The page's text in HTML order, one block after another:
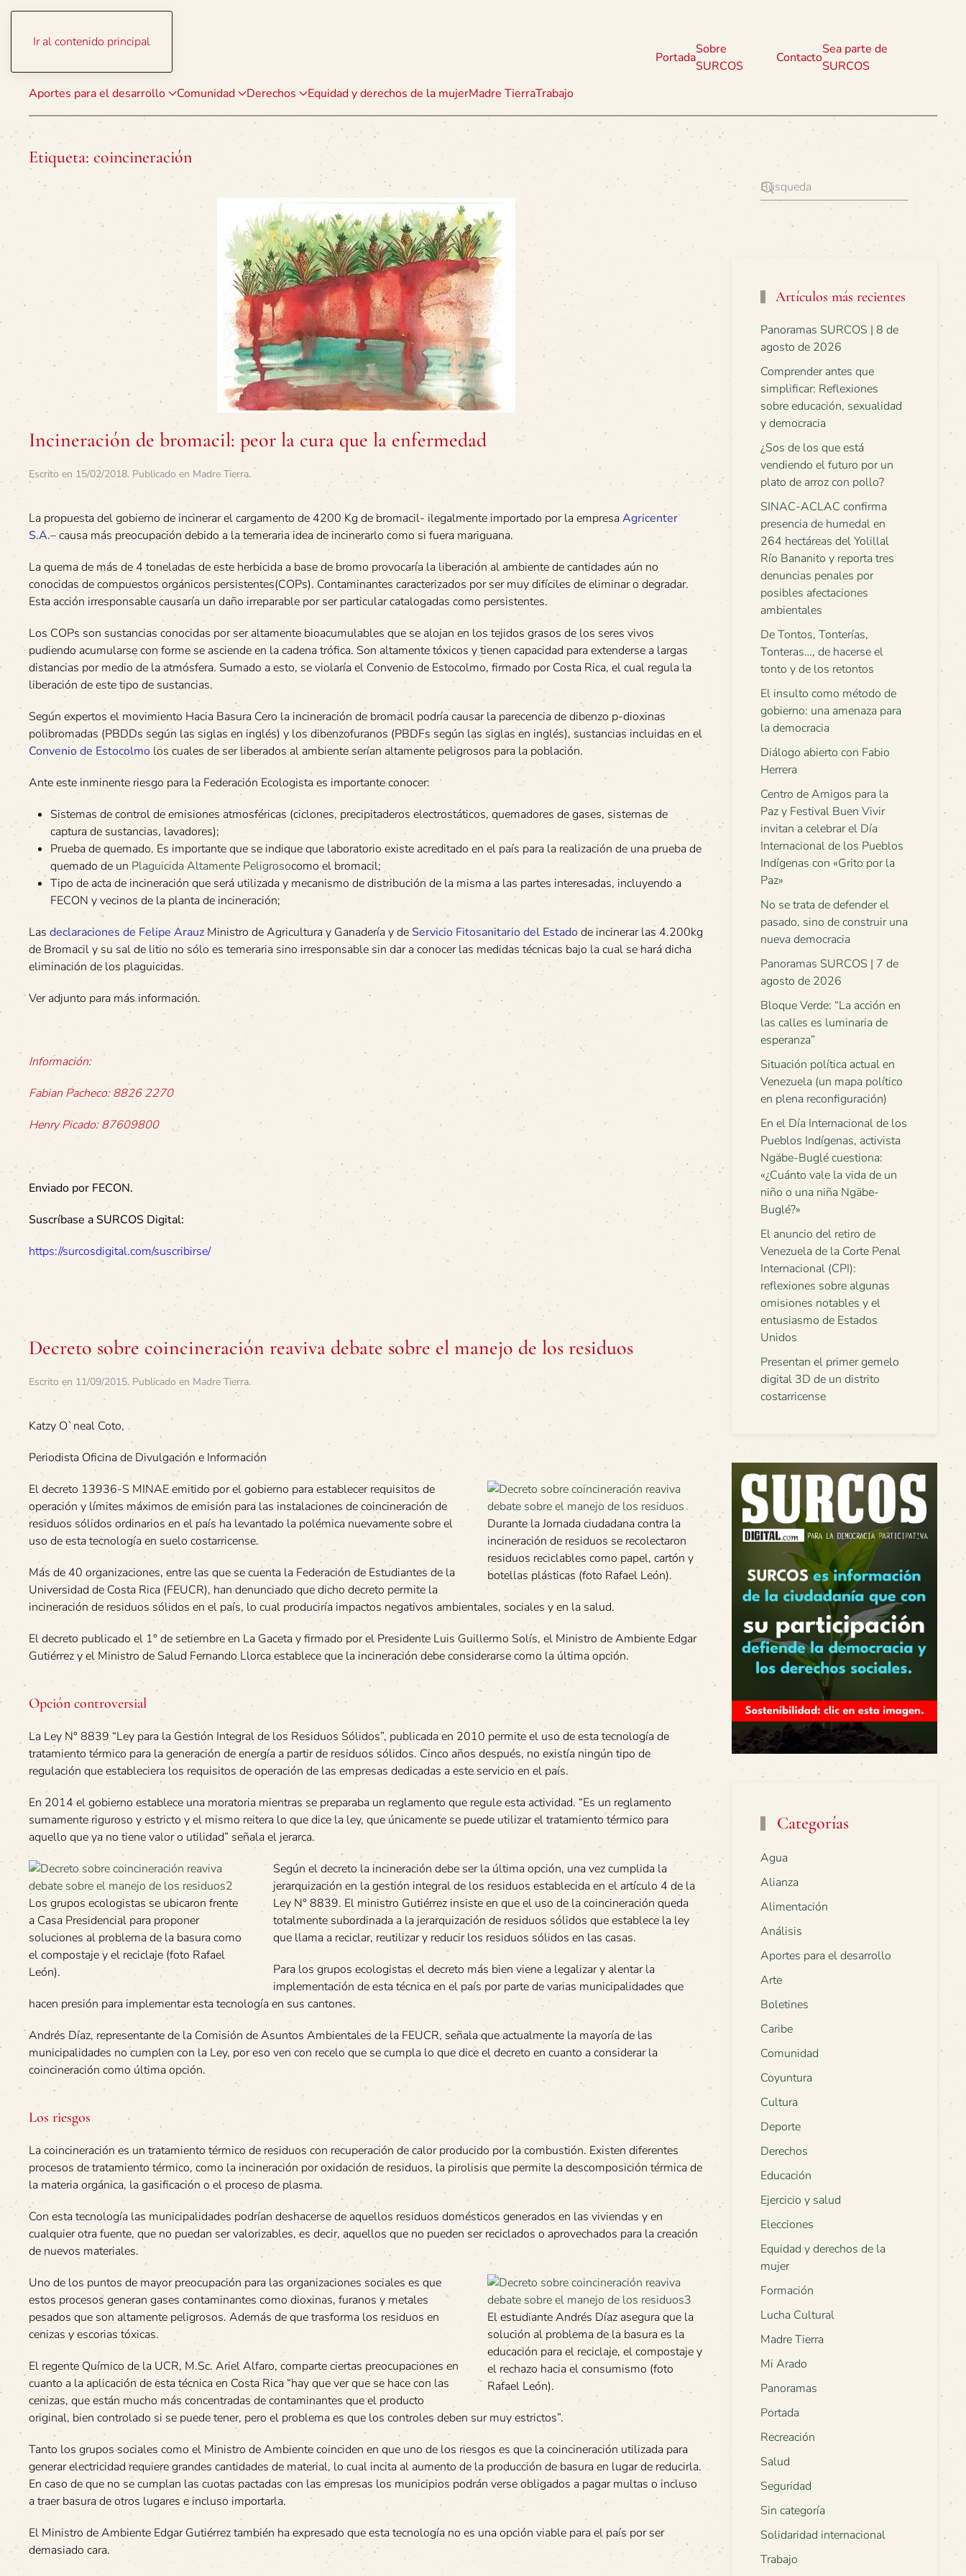
Ir al contenido principal
Aportes para el desarrollo Comunidad Derechos Equidad y derechos de la mujerMadre TierraTrabajo
Portada
Sobre
SURCOS
Contacto
Sea parte de
SURCOS
Etiqueta: coincineración
Incineración de bromacil: peor la cura que la enfermedad
Escrito en 15/02/2018. Publicado en Madre Tierra.
La propuesta del gobierno de incinerar el cargamento de 4200 Kg de bromacil- ilegalmente importado por la empresaAgricenter
S.A.– causa más preocupación debido a la temeraria idea de incinerarlo como si fuera mariguana.
La quema de más de 4 toneladas de este herbicida a base de bromo provocaría la liberación al ambiente de cantidades aún no
conocidas de compuestos orgánicos persistentes(COPs). Contaminantes caracterizados por ser muy difíciles de eliminar o degradar.
Esta acción irresponsable causaría un daño irreparable por ser particular catalogadas como persistentes.
Los COPs son sustancias conocidas por ser altamente bioacumulables que se alojan en los tejidos grasos de los seres vivos
pudiendo acumularse con forme se asciende en la cadena trófica. Son altamente tóxicos y tienen capacidad para extenderse a largas
distancias por medio de la atmósfera. Sumado a esto, se violaría el Convenio de Estocolmo, firmado por Costa Rica, el cual regula la
liberación de este tipo de sustancias.
Según expertos el movimiento Hacia Basura Cero la incineración de bromacil podría causar la parecencia de dibenzo p-dioxinas
polibromadas (PBDDs según las siglas en inglés) y los dibenzofuranos (PBDFs según las siglas en inglés), sustancias incluidas en el
Convenio de Estocolmo los cuales de ser liberados al ambiente serían altamente peligrosos para la población.
Ante este inminente riesgo para la Federación Ecologista es importante conocer:
Sistemas de control de emisiones atmosféricas (ciclones, precipitaderos electrostáticos, quemadores de gases, sistemas de
captura de sustancias, lavadores);
Prueba de quemado. Es importante que se indique que laboratorio existe acreditado en el país para la realización de una prueba de
quemado de un Plaguicida Altamente Peligrosocomo el bromacil;
Tipo de acta de incineración que será utilizada y mecanismo de distribución de la misma a las partes interesadas, incluyendo a
FECON y vecinos de la planta de incineración;
Las declaraciones de Felipe Arauz Ministro de Agricultura y Ganadería y de Servicio Fitosanitario del Estado de incinerar las 4.200kg
de Bromacil y su sal de litio no sólo es temeraria sino irresponsable sin dar a conocer las medidas técnicas bajo la cual se hará dicha
eliminación de los plaguicidas.
Ver adjunto para más información.
Información:
Fabian Pacheco: 8826 2270
Henry Picado: 87609800
Enviado por FECON.
Suscríbase a SURCOS Digital:
https://surcosdigital.com/suscribirse/
Decreto sobre coincineración reaviva debate sobre el manejo de los residuos
Escrito en 11/09/2015. Publicado en Madre Tierra.
Katzy O`neal Coto,
Periodista Oficina de Divulgación e Información
Durante la Jornada ciudadana contra la
incineración de residuos se recolectaron
residuos reciclables como papel, cartón y
botellas plásticas (foto Rafael León).
El decreto 13936-S MINAE emitido por el gobierno para establecer requisitos de
operación y límites máximos de emisión para las instalaciones de coincineración de
residuos sólidos ordinarios en el país ha levantado la polémica nuevamente sobre el
uso de esta tecnología en suelo costarricense.
Más de 40 organizaciones, entre las que se cuenta la Federación de Estudiantes de la
Universidad de Costa Rica (FEUCR), han denunciado que dicho decreto permite la
incineración de residuos sólidos en el país, lo cual produciría impactos negativos ambientales, sociales y en la salud.
El decreto publicado el 1° de setiembre en La Gaceta y firmado por el Presidente Luis Guillermo Solís, el Ministro de Ambiente Edgar
Gutiérrez y el Ministro de Salud Fernando Llorca establece que la incineración debe considerarse como la última opción.
Opción controversial
La Ley N° 8839 “Ley para la Gestión Integral de los Residuos Sólidos”, publicada en 2010 permite el uso de esta tecnología de
tratamiento térmico para la generación de energía a partir de residuos sólidos. Cinco años después, no existía ningún tipo de
regulación que estableciera los requisitos de operación de las empresas dedicadas a este servicio en el país.
En 2014 el gobierno establece una moratoria mientras se preparaba un reglamento que regule esta actividad. “Es un reglamento
sumamente riguroso y estricto y el mismo reitera lo que dice la ley, que únicamente se puede utilizar el tratamiento térmico para
aquello que ya no tiene valor o utilidad” señala el jerarca.
Los grupos ecologistas se ubicaron frente
a Casa Presidencial para proponer
soluciones al problema de la basura como
el compostaje y el reciclaje (foto Rafael
León).
Según el decreto la incineración debe ser la última opción, una vez cumplida la
jerarquización en la gestión integral de los residuos establecida en el artículo 4 de la
Ley N° 8839. El ministro Gutiérrez insiste en que el uso de la coincineración queda
totalmente subordinada a la jerarquización de residuos sólidos que establece la ley
que llama a reciclar, reutilizar y reducir los residuos sólidos en las casas.
Para los grupos ecologistas el decreto más bien viene a legalizar y alentar la
implementación de esta técnica en el país por parte de varias municipalidades que
hacen presión para implementar esta tecnología en sus cantones.
Andrés Díaz, representante de la Comisión de Asuntos Ambientales de la FEUCR, señala que actualmente la mayoría de las
municipalidades no cumplen con la Ley, por eso ven con recelo que se cumpla lo que dice el decreto en cuanto a considerar la
coincineración como última opción.
Los riesgos
La coincineración es un tratamiento térmico de residuos con recuperación de calor producido por la combustión. Existen diferentes
procesos de tratamiento térmico, como la incineración por oxidación de residuos, la pirolisis que permite la descomposición térmica de
la materia orgánica, la gasificación o el proceso de plasma.
Con esta tecnología las municipalidades podrían deshacerse de aquellos residuos domésticos generados en las viviendas y en
cualquier otra fuente, que no puedan ser valorizables, es decir, aquellos que no pueden ser reciclados o aprovechados para la creación
de nuevos materiales.
El estudiante Andrés Díaz asegura que la
solución al problema de la basura es la
educación para el reciclaje, el compostaje y
el rechazo hacia el consumismo (foto
Rafael León).
Uno de los puntos de mayor preocupación para las organizaciones sociales es que
estos procesos generan gases contaminantes como dioxinas, furanos y metales
pesados que son altamente peligrosos. Además de que trasforma los residuos en
cenizas y escorias tóxicas.
El regente Químico de la UCR, M.Sc. Ariel Alfaro, comparte ciertas preocupaciones en
cuanto a la aplicación de esta técnica en Costa Rica “hay que ver que se hace con las
cenizas, que están mucho más concentradas de contaminantes que el producto
original, bien controlado si se puede tener, pero el problema es que los controles deben sur muy estrictos”.
Tanto los grupos sociales como el Ministro de Ambiente coinciden en que uno de los riesgos es que la coincineración utilizada para
generar electricidad requiere grandes cantidades de material, lo cual incita al aumento de la producción de basura en lugar de reducirla.
En caso de que no se cumplan las cuotas pactadas con las empresas los municipios podrán verse obligados a pagar multas o incluso
a traer basura de otros lugares e incluso importarla.
El Ministro de Ambiente Edgar Gutiérrez también ha expresado que esta tecnología no es una opción viable para el país por ser
demasiado cara.
Artículos más recientes
Panoramas SURCOS | 8 de
agosto de 2026
Comprender antes que
simplificar: Reflexiones
sobre educación, sexualidad
y democracia
¿Sos de los que está
vendiendo el futuro por un
plato de arroz con pollo?
SINAC-ACLAC confirma
presencia de humedal en
264 hectáreas del Yolillal
Río Bananito y reporta tres
denuncias penales por
posibles afectaciones
ambientales
De Tontos, Tonterías,
Tonteras…, de hacerse el
tonto y de los retontos
El insulto como método de
gobierno: una amenaza para
la democracia
Diálogo abierto con Fabio
Herrera
Centro de Amigos para la
Paz y Festival Buen Vivir
invitan a celebrar el Día
Internacional de los Pueblos
Indígenas con «Grito por la
Paz»
No se trata de defender el
pasado, sino de construir una
nueva democracia
Panoramas SURCOS | 7 de
agosto de 2026
Bloque Verde: “La acción en
las calles es luminaria de
esperanza”
Situación política actual en
Venezuela (un mapa político
en plena reconfiguración)
En el Día Internacional de los
Pueblos Indígenas, activista
Ngäbe-Buglé cuestiona:
«¿Cuánto vale la vida de un
niño o una niña Ngäbe-
Buglé?»
El anuncio del retiro de
Venezuela de la Corte Penal
Internacional (CPI):
reflexiones sobre algunas
omisiones notables y el
entusiasmo de Estados
Unidos
Presentan el primer gemelo
digital 3D de un distrito
costarricense
Categorías
Agua
Alianza
Alimentación
Análisis
Aportes para el desarrollo
Arte
Boletines
Caribe
Comunidad
Coyuntura
Cultura
Deporte
Derechos
Educación
Ejercicio y salud
Elecciones
Equidad y derechos de la
mujer
Formación
Lucha Cultural
Madre Tierra
Mi Arado
Panoramas
Portada
Recreación
Salud
Seguridad
Sin categoría
Solidaridad internacional
Trabajo